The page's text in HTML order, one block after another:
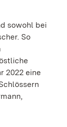
sowohl bei
So
2022 eine